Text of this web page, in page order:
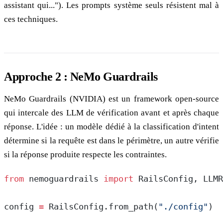
assistant qui..."). Les prompts système seuls résistent mal à
ces techniques.
Approche 2 : NeMo Guardrails
NeMo Guardrails (NVIDIA) est un framework open-source
qui intercale des LLM de vérification avant et après chaque
réponse. L'idée : un modèle dédié à la classification d'intent
détermine si la requête est dans le périmètre, un autre vérifie
si la réponse produite respecte les contraintes.
from nemoguardrails import RailsConfig,
config = RailsConfig.from_path( "./config" )